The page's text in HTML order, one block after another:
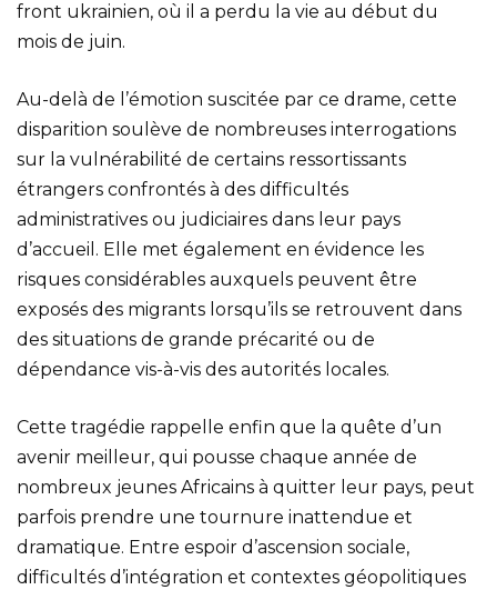
front ukrainien, où il a perdu la vie au début du
mois de juin.
Au-delà de l’émotion suscitée par ce drame, cette
disparition soulève de nombreuses interrogations
sur la vulnérabilité de certains ressortissants
étrangers confrontés à des difficultés
administratives ou judiciaires dans leur pays
d’accueil. Elle met également en évidence les
risques considérables auxquels peuvent être
exposés des migrants lorsqu’ils se retrouvent dans
des situations de grande précarité ou de
dépendance vis-à-vis des autorités locales.
Cette tragédie rappelle enfin que la quête d’un
avenir meilleur, qui pousse chaque année de
nombreux jeunes Africains à quitter leur pays, peut
parfois prendre une tournure inattendue et
dramatique. Entre espoir d’ascension sociale,
difficultés d’intégration et contextes géopolitiques